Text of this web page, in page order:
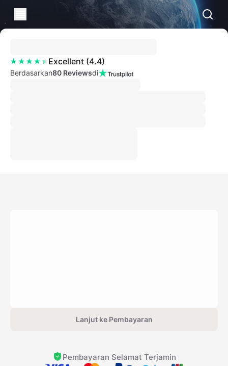
Excellent (4.4)
Berdasarkan80 Reviewsdi
Lanjut ke Pembayaran
Pembayaran Selamat Terjamin